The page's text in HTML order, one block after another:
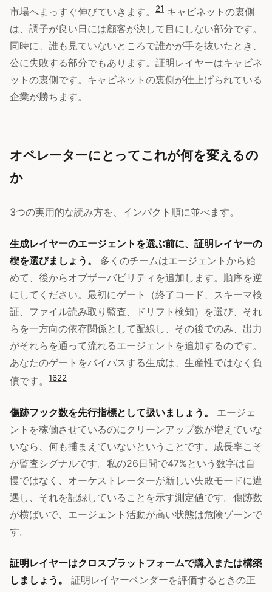
市場へまっすぐ伸びていきます。
21 キャビネットの裏側
は、調子が良い日には顧客が決して目にしない部分です。
同時に、誰も見ていないところで誰かが手を抜いたとき、
公に失敗する部分でもあります。証明レイヤーはキャビネ
ットの裏側です。キャビネットの裏側が仕上げられている
企業が勝ちます。
オペレーターにとってこれが何を変えるの
か
3つの実用的な読み方を、インパクト順に並べます。
生成レイヤーのエージェントを選ぶ前に、証明レイヤーの
楔を選びましょう。
多くのチームはエージェントから始
めて、後からオブザーバビリティを追加します。順序を逆
にしてください。最初にゲート（終了コード、スキーマ検
証、ファイル読み取り監査、ドリフト検知）を選び、それ
らを一方向の依存関係として配線し、その後でのみ、出力
がそれらを通って流れるエージェントを追加するのです。
あなたのゲートをバイパスする生成は、生産性ではなく負
債です。
1622
傷跡フック数を先行指標として扱いましょう。
エージェ
ントを稼働させているのにクリーンアップ数が増えていな
いなら、何も捕まえていないということです。成長率こそ
が監査シグナルです。私の26日間で47%という数字は自
慢ではなく、オーケストレーターが新しい失敗モードに遭
遇し、それを記録していることを示す測定値です。傷跡数
が横ばいで、エージェント活動が高い状態は危険ゾーンで
す。
証明レイヤーはクロスプラットフォームで購入または構築
しましょう。
証明レイヤーベンダーを評価するときの正